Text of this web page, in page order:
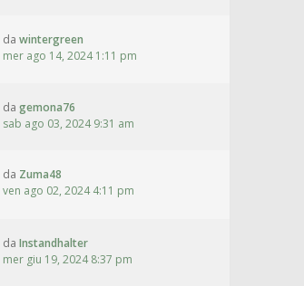
da wintergreen
mer ago 14, 2024 1:11 pm
da gemona76
sab ago 03, 2024 9:31 am
da Zuma48
ven ago 02, 2024 4:11 pm
da Instandhalter
mer giu 19, 2024 8:37 pm